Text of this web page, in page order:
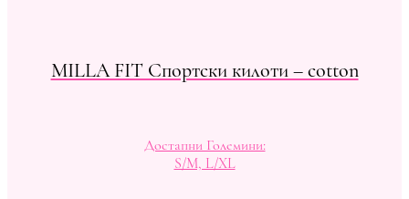
MILLA FIT Спортски килоти – cotton
Достапни Големини:
S/M, L/XL